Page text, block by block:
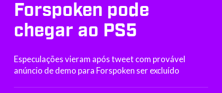
Forspoken pode
chegar ao PS5
Especulações vieram após tweet com provável
anúncio de demo para Forspoken ser excluído